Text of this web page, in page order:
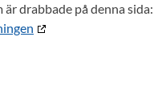
drabbade på denna sida: